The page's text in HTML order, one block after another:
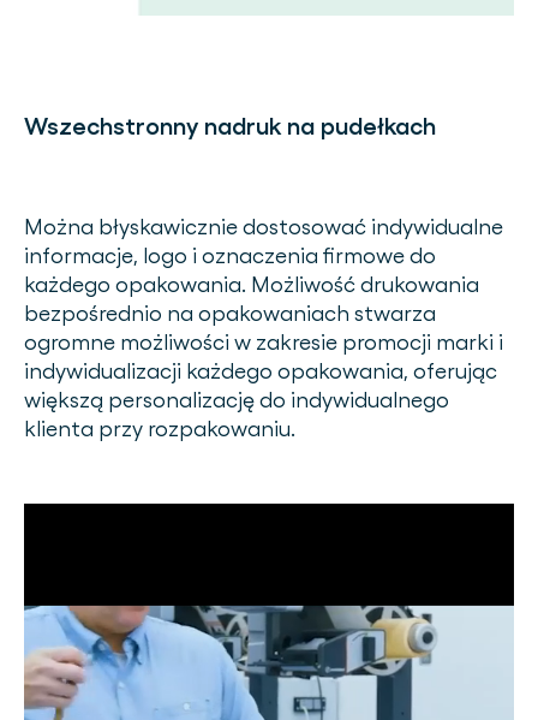
Wszechstronny nadruk na pudełkach
Można błyskawicznie dostosować indywidualne
informacje, logo i oznaczenia firmowe do
każdego opakowania. Możliwość drukowania
bezpośrednio na opakowaniach stwarza
ogromne możliwości w zakresie promocji marki i
indywidualizacji każdego opakowania, oferując
większą personalizację do indywidualnego
klienta przy rozpakowaniu.